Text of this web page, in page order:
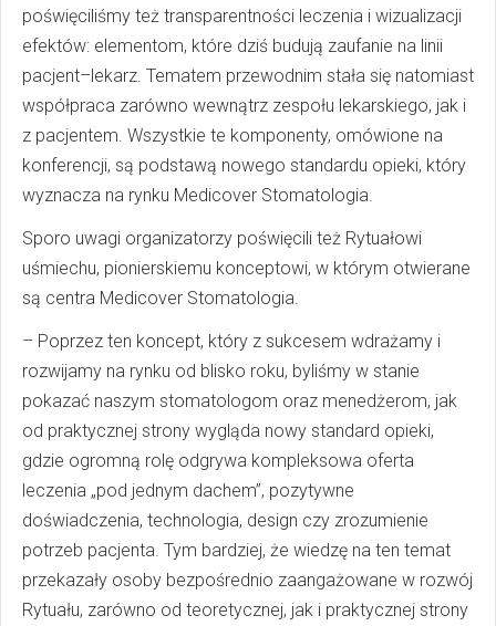
poświęciliśmy też transparentności leczenia i wizualizacji
efektów: elementom, które dziś budują zaufanie na linii
pacjent–lekarz. Tematem przewodnim stała się natomiast
współpraca zarówno wewnątrz zespołu lekarskiego, jak i
z pacjentem. Wszystkie te komponenty, omówione na
konferencji, są podstawą nowego standardu opieki, który
wyznacza na rynku Medicover Stomatologia.
Sporo uwagi organizatorzy poświęcili też Rytuałowi
uśmiechu, pionierskiemu konceptowi, w którym otwierane
są centra Medicover Stomatologia.
– Poprzez ten koncept, który z sukcesem wdrażamy i
rozwijamy na rynku od blisko roku, byliśmy w stanie
pokazać naszym stomatologom oraz menedżerom, jak
od praktycznej strony wygląda nowy standard opieki,
gdzie ogromną rolę odgrywa kompleksowa oferta
leczenia „pod jednym dachem”, pozytywne
doświadczenia, technologia, design czy zrozumienie
potrzeb pacjenta. Tym bardziej, że wiedzę na ten temat
przekazały osoby bezpośrednio zaangażowane w rozwój
Rytuału, zarówno od teoretycznej, jak i praktycznej strony